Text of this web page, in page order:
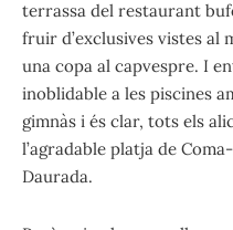
terrassa del restaurant
fruir d’exclusives vistes al
una copa al capvespre. I
inoblidable a les piscines
gimnàs i és clar, tots els
l’agradable platja de
Daurada.